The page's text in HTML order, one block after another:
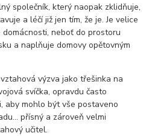
společník, který naopak zklidňuje,
a léčí již jen tím, že je. Je velice
neboť do prostoru
a naplňuje domovy opětovným
výzva jako třešinka na
svíčka, opravdu často
aby mohlo být vše postaveno
přísný a zároveň velmi
učitel.